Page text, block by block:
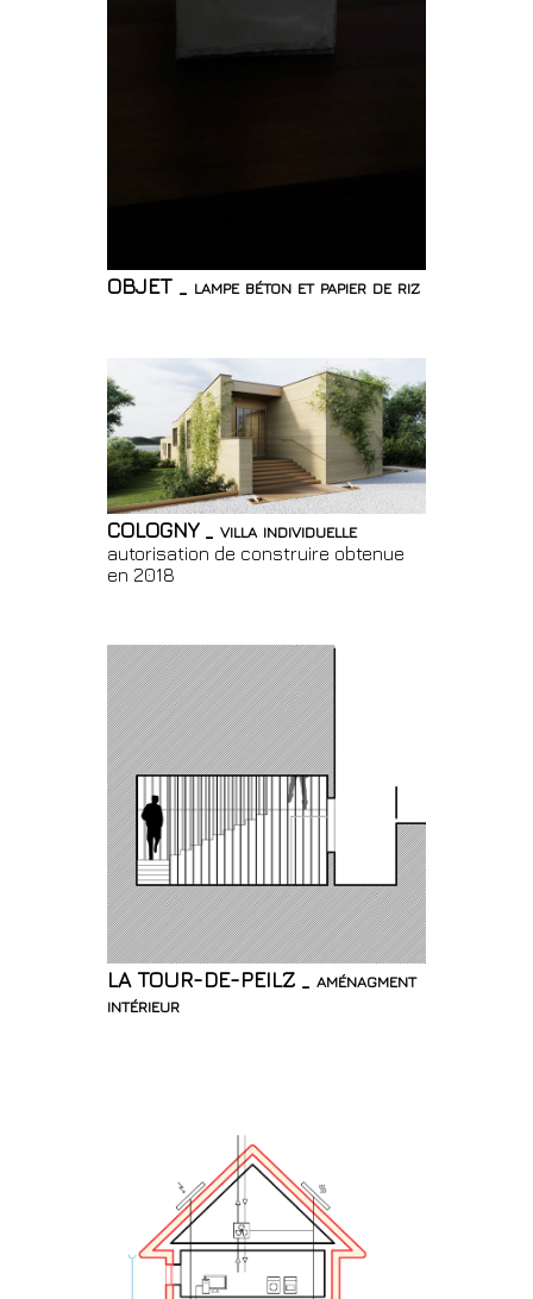
OBJET _ lampe béton et papier de riz
COLOGNY _ villa individuelle
autorisation de construire obtenue
en 2018
LA TOUR-DE-PEILZ _ aménagment
intérieur